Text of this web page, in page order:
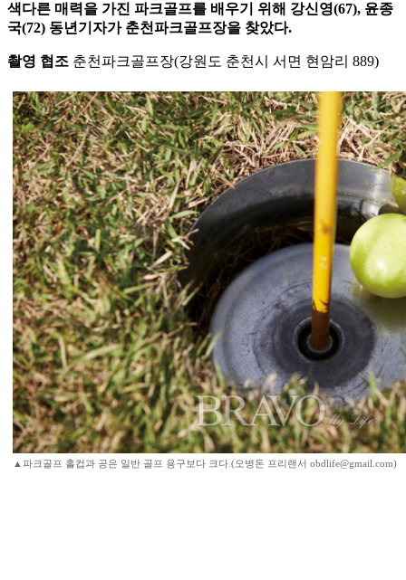
색다른 매력을 가진 파크골프를 배우기 위해 강신영(67), 윤종
국(72) 동년기자가 춘천파크골프장을 찾았다.
촬영 협조 춘천파크골프장(강원도 춘천시 서면 현암리 889)
▲파크골프 홀컵과 공은 일반 골프 용구보다 크다.(오병돈 프리랜서 obdlife@gmail.com)